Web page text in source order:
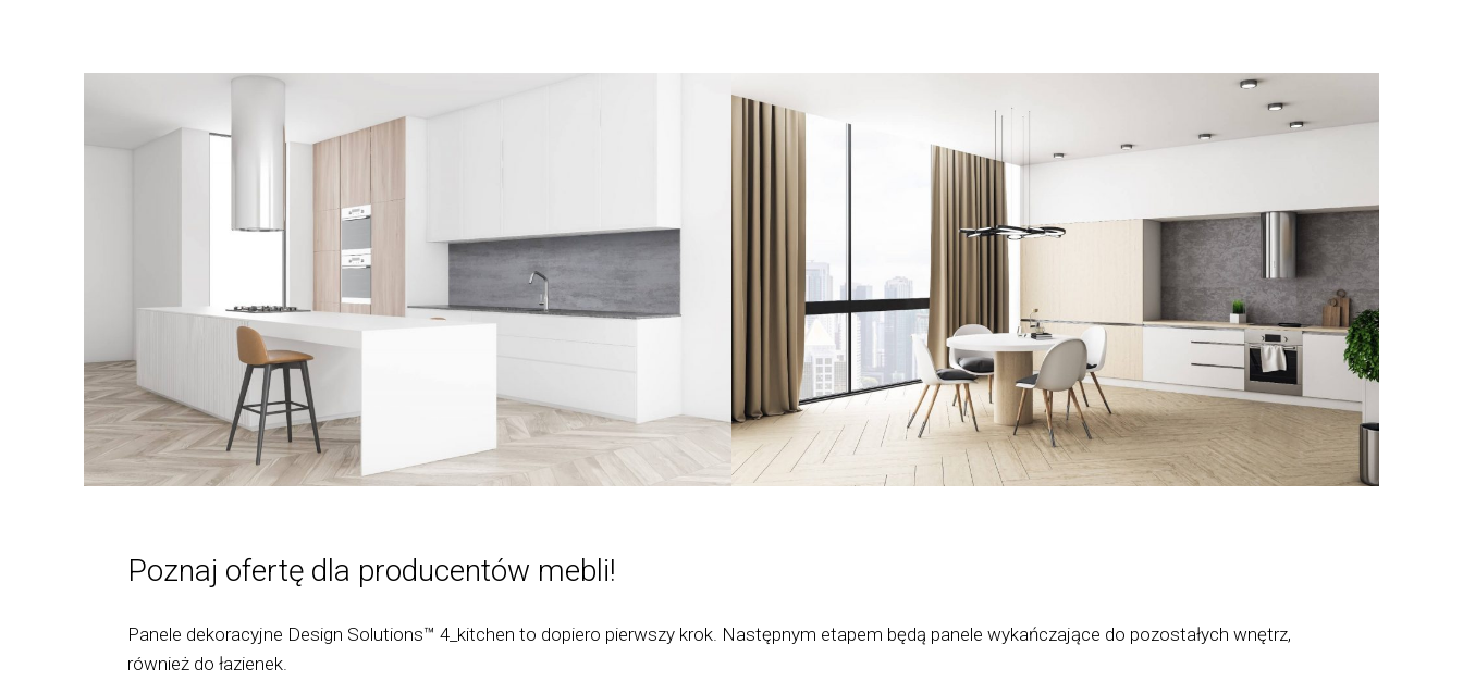
Poznaj ofertę dla producentów mebli!
Panele dekoracyjne Design Solutions™ 4_kitchen to dopiero pierwszy krok. Następnym etapem będą panele wykańczające do pozostałych wnętrz,
również do łazienek.